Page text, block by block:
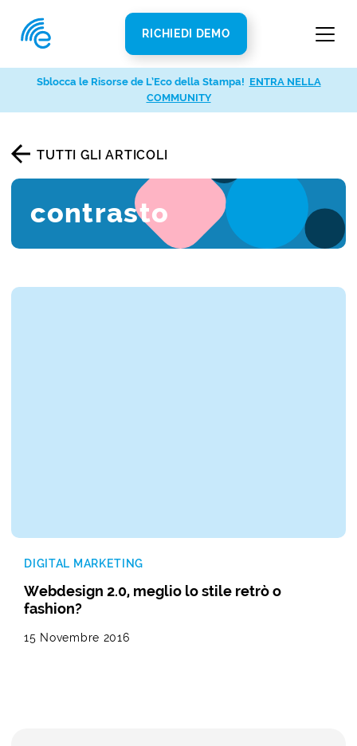
RICHIEDI DEMO
TUTTI GLI ARTICOLI
contrasto
DIGITAL MARKETING
Webdesign 2.0, meglio lo stile retrò o
fashion?
15 Novembre 2016
Sblocca le Risorse de L’Eco della Stampa! ENTRA NELLA
COMMUNITY